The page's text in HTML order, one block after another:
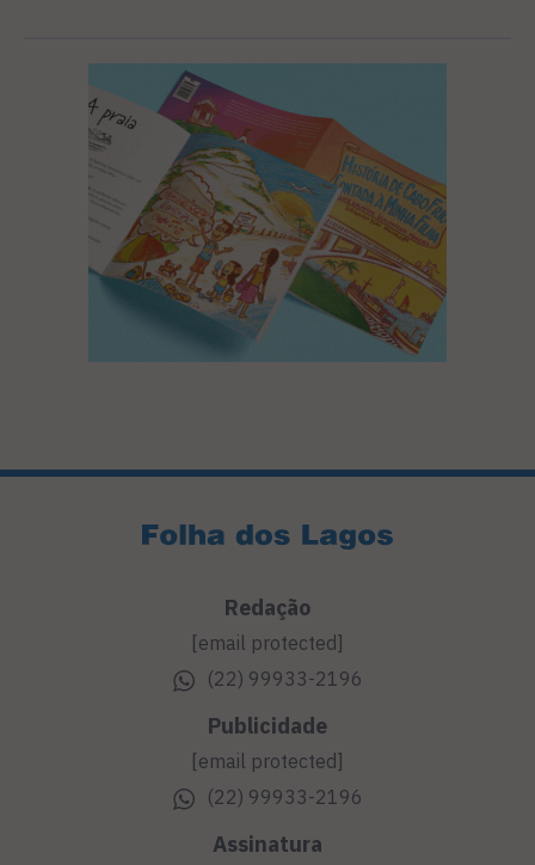
Redação
[email protected]
(22) 99933-2196
Publicidade
[email protected]
(22) 99933-2196
Assinatura